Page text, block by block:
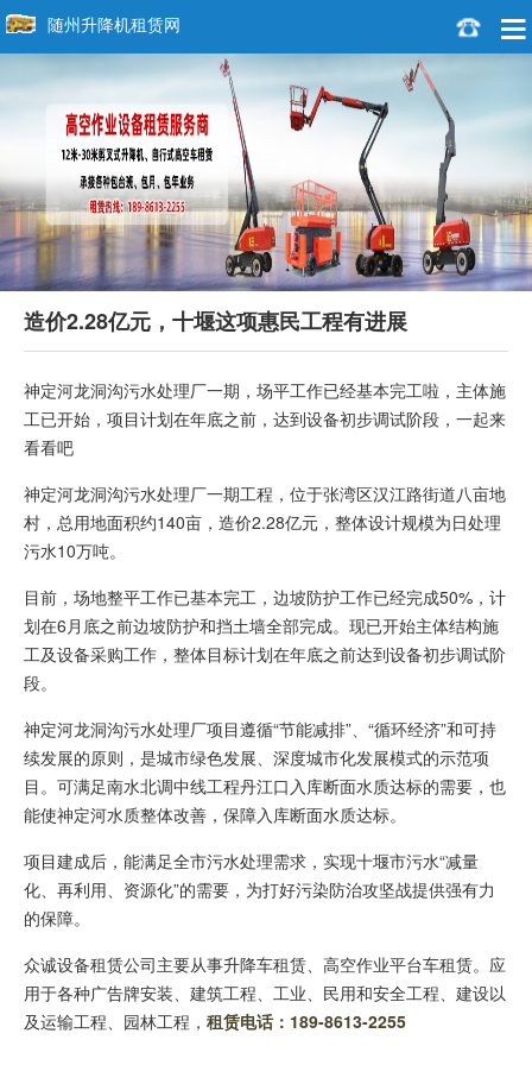
随州升降机租赁网
造价2.28亿元，十堰这项惠民工程有进展
神定河龙洞沟污水处理厂一期，场平工作已经基本完工啦，主体施
工已开始，项目计划在年底之前，达到设备初步调试阶段，一起来
看看吧
神定河龙洞沟污水处理厂一期工程，位于张湾区汉江路街道八亩地
村，总用地面积约140亩，造价2.28亿元，整体设计规模为日处理
污水10万吨。
目前，场地整平工作已基本完工，边坡防护工作已经完成50%，计
划在6月底之前边坡防护和挡土墙全部完成。现已开始主体结构施
工及设备采购工作，整体目标计划在年底之前达到设备初步调试阶
段。
神定河龙洞沟污水处理厂项目遵循“节能减排”、“循环经济”和可持
续发展的原则，是城市绿色发展、深度城市化发展模式的示范项
目。可满足南水北调中线工程丹江口入库断面水质达标的需要，也
能使神定河水质整体改善，保障入库断面水质达标。
项目建成后，能满足全市污水处理需求，实现十堰市污水“减量
化、再利用、资源化”的需要，为打好污染防治攻坚战提供强有力
的保障。
众诚设备租赁公司主要从事升降车租赁、高空作业平台车租赁。应
用于各种广告牌安装、建筑工程、工业、民用和安全工程、建设以
及运输工程、园林工程， 租赁电话：189-8613-2255